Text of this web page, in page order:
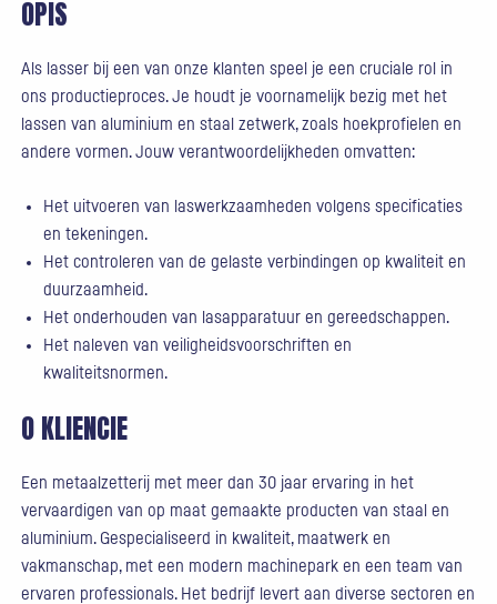
OPIS
Als lasser bij een van onze klanten speel je een cruciale rol in
ons productieproces. Je houdt je voornamelijk bezig met het
lassen van aluminium en staal zetwerk, zoals hoekprofielen en
andere vormen. Jouw verantwoordelijkheden omvatten:
Het uitvoeren van laswerkzaamheden volgens specificaties
en tekeningen.
Het controleren van de gelaste verbindingen op kwaliteit en
duurzaamheid.
Het onderhouden van lasapparatuur en gereedschappen.
Het naleven van veiligheidsvoorschriften en
kwaliteitsnormen.
O KLIENCIE
Een metaalzetterij met meer dan 30 jaar ervaring in het
vervaardigen van op maat gemaakte producten van staal en
aluminium. Gespecialiseerd in kwaliteit, maatwerk en
vakmanschap, met een modern machinepark en een team van
ervaren professionals. Het bedrijf levert aan diverse sectoren en